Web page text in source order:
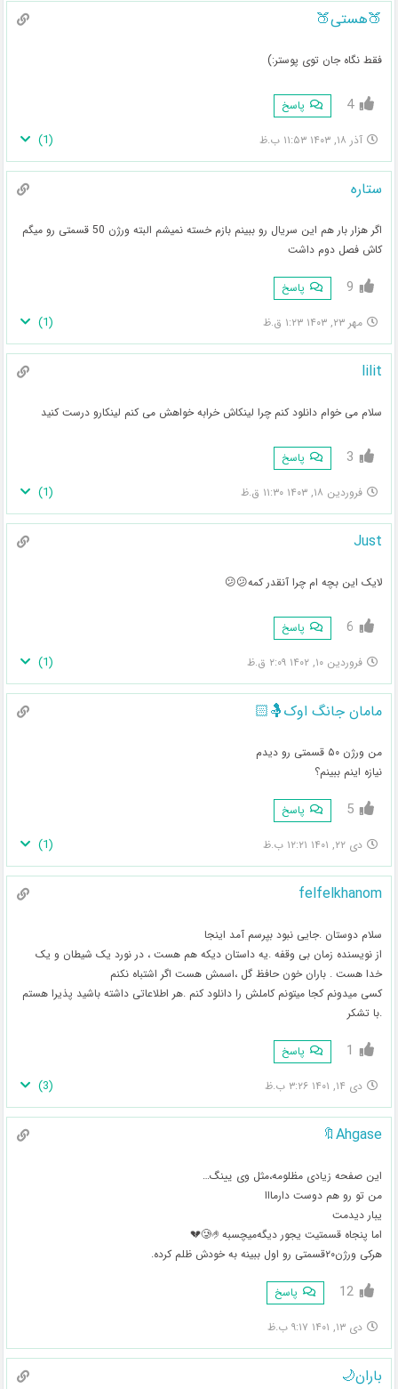
🍑هستی🍑
فقط نگاه جان توی پوستر:)
4 پاسخ
آذر ۱۸, ۱۴۰۳ ۱۱:۵۳ ب.ظ (
1
)
ستاره
اگر هزار بار هم این سریال رو ببینم بازم خسته نمیشم البته ورژن 50 قسمتی رو میگم
کاش فصل دوم داشت
9 پاسخ
مهر ۲۳, ۱۴۰۳ ۱:۲۳ ق.ظ (
1
)
lilit
سلام می خوام دانلود کنم چرا لینکاش خرابه خواهش می کنم لینکارو درست کنید
3 پاسخ
فروردین ۱۸, ۱۴۰۳ ۱۱:۳۰ ق.ظ (
1
)
Just
لایک این بچه ام چرا آنقدر کمه😕😕
6 پاسخ
فروردین ۱۰, ۱۴۰۲ ۲:۰۹ ق.ظ (
1
)
مامان جانگ اوک🤱🏻
من ورژن ۵۰ قسمتی رو دیدم
نیازه اینم ببینم؟
5 پاسخ
دی ۲۲, ۱۴۰۱ ۱۲:۲۱ ب.ظ (
1
)
felfelkhanom
سلام دوستان .جایی نبود بپرسم آمد اینجا
از نویسنده زمان بی وقفه .یه داستان دیکه هم هست ، در نورد یک شیطان و یک
خدا هست . باران خون حافظ گل ،اسمش هست اگر اشتباه نکنم
کسی میدونم کجا میتونم کاملش را دانلود کنم .هر اطلاعاتی داشته باشید پذیرا هستم
.با تشکر
1 پاسخ
دی ۱۴, ۱۴۰۱ ۳:۲۶ ب.ظ (
3
)
Ahgase🔖
این صفحه زیادی مظلومه،مثل وی یینگ…
من تو رو هم دوست دارمااا
یبار دیدمت
اما پنجاه قسمتیت یجور دیگه‌میچسبه🥲🤌💔
هرکی ورژن۲۰قسمتی رو اول ببینه به خودش ظلم کرده.
12 پاسخ
دی ۱۳, ۱۴۰۱ ۹:۱۷ ب.ظ
باران🌙